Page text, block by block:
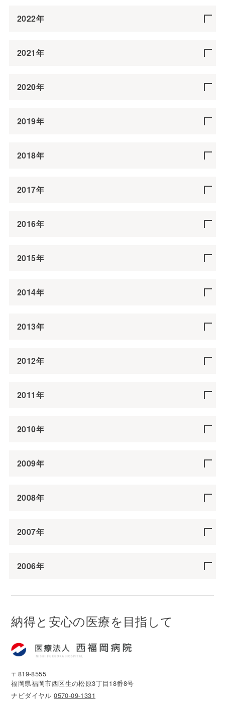
2022年
2021年
2020年
2019年
2018年
2017年
2016年
2015年
2014年
2013年
2012年
2011年
2010年
2009年
2008年
2007年
2006年
納得と安心の医療を目指して
〒819-8555
福岡県福岡市西区生の松原3丁目18番8号
ナビダイヤル0570-09-1331